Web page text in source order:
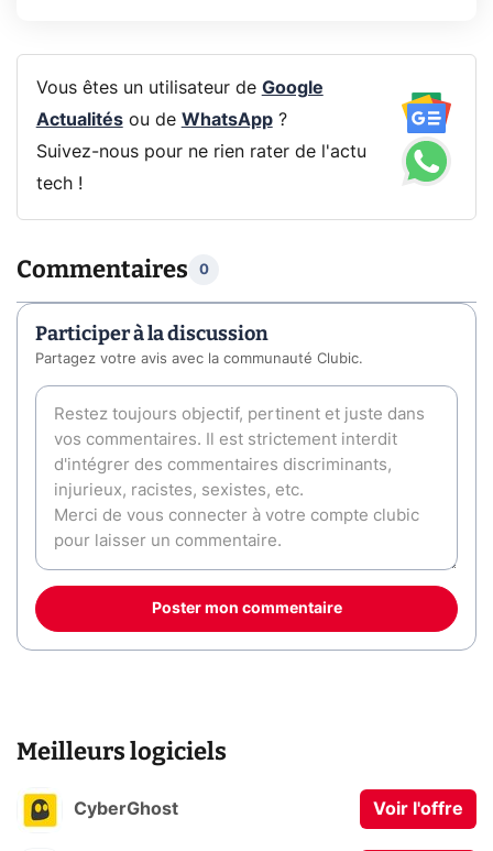
Vous êtes un utilisateur de Google
Actualitésou de WhatsApp?
Suivez-nous pour ne rien rater de l'actu
tech !
Commentaires 0
Participer à la discussion
Partagez votre avis avec la communauté Clubic.
Poster mon commentaire
Meilleurs logiciels
CyberGhost Voir l'offre